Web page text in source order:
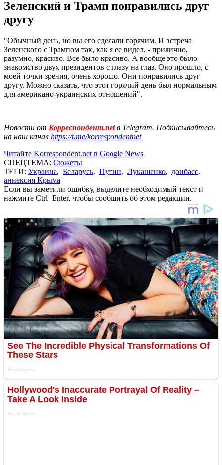
Зеленский и Трамп понравились друг
другу
"Обычный день, но вы его сделали горячим. И встреча
Зеленского с Трампом так, как я ее видел, - прилично,
разумно, красиво. Все было красиво. А вообще это было
знакомство двух президентов с глазу на глаз. Оно прошло, с
моей точки зрения, очень хорошо. Они понравились друг
другу. Можно сказать, что этот горячий день был нормальным
для американо-украинских отношений".
Новости от Корреспондент.netв Telegram. Подписывайтесь
на наш канал https://t.me/korrespondentnet
Читайте Korrespondent.net в Google News
СПЕЦТЕМА: Сюжеты
ТЕГИ: Украина, Беларусь, Путин, Лукашенко, донбасс,
аннексия Крыма
Если вы заметили ошибку, выделите необходимый текст и
нажмите Ctrl+Enter, чтобы сообщить об этом редакции.